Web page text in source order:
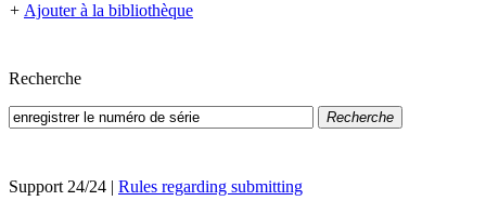
+ Ajouter à la bibliothèque
Recherche
Recherche
Support 24/24 | Rules regarding submitting